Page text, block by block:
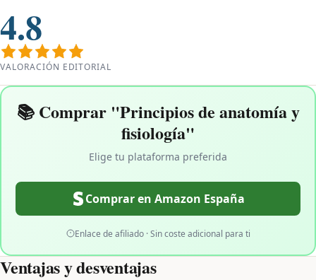
4.8
VALORACIÓN EDITORIAL
📚 Comprar "Principios de anatomía y
fisiología"
Elige tu plataforma preferida
Comprar en Amazon España
Enlace de afiliado · Sin coste adicional para ti
Ventajas y desventajas